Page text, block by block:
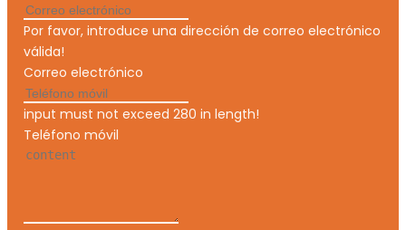
Por favor, introduce una dirección de correo electrónico
válida!
Correo electrónico
input must not exceed 280 in length!
Teléfono móvil